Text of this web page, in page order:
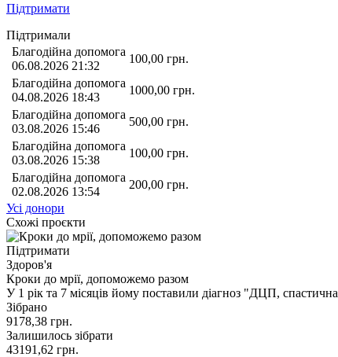
Підтримати
Підтримали
Благодійна допомога
06.08.2026 21:32
100,00 грн.
Благодійна допомога
04.08.2026 18:43
1000,00 грн.
Благодійна допомога
03.08.2026 15:46
500,00 грн.
Благодійна допомога
03.08.2026 15:38
100,00 грн.
Благодійна допомога
02.08.2026 13:54
200,00 грн.
Усі донори
Схожі проєкти
Підтримати
Здоров'я
Кроки до мрії, допоможемо разом
У 1 рік та 7 місяців йому поставили діагноз "ДЦП,
Зібрано
9178,38 грн.
Залишилось зібрати
43191,62 грн.